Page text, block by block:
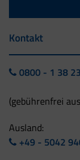
Kontakt
0800 - 1 38
(gebührenfrei
Ausland:
+49 - 5042